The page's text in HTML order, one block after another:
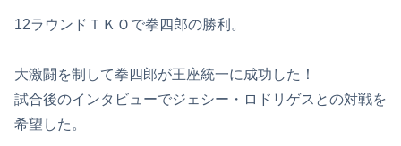
12ラウンドＴＫＯで拳四郎の勝利。
大激闘を制して拳四郎が王座統一に成功した！
試合後のインタビューでジェシー・ロドリゲスとの対戦を
希望した。